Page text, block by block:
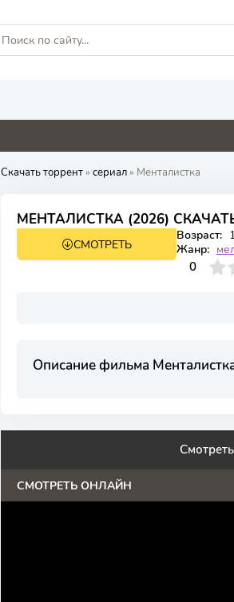
4.8 8.8
Скачать торрент» сериал» Менталистка
МЕНТАЛИСТКА (2026)
1 сезон 16 серияСМОТРЕТЬ
Возраст:
Жанр:
0
4 6
Описание фильма
СМОТРЕТЬ ОНЛАЙН